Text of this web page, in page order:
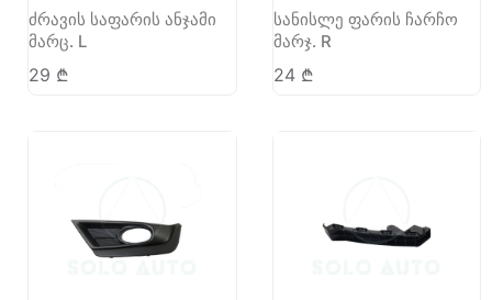
ძრავის საფარის ანჯამი
მარც. L
29 ₾
სანისლე ფარის ჩარჩო
მარჯ. R
24 ₾